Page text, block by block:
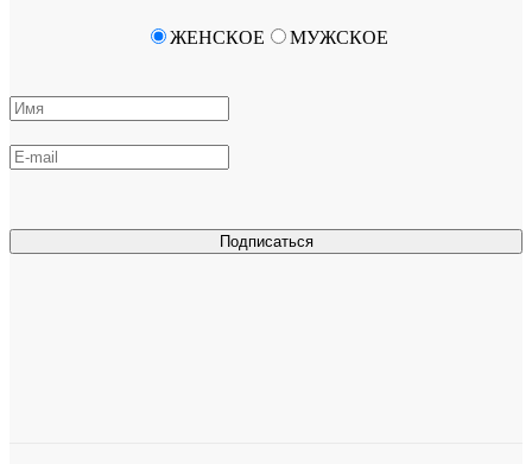
Подписаться
ЖЕНСКОЕ МУЖСКОЕ